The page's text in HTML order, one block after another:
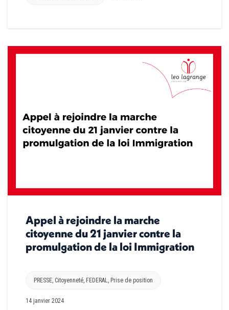
Appel à rejoindre la marche
citoyenne du 21 janvier contre la
promulgation de la loi Immigration
PRESSE, Citoyenneté, FEDERAL, Prise de position
14 janvier 2024